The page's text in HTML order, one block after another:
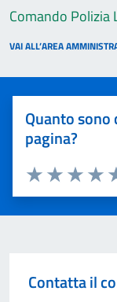
Comando Polizia
VAI ALL’AREA
Quanto
pagina?
Valuta 3
Valuta 2
Valuta 1 stelle
Contatta il